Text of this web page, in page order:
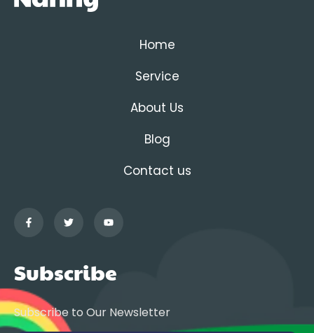
Home
Service
About Us
Blog
Contact us
Subscribe
Subscribe to Our Newsletter